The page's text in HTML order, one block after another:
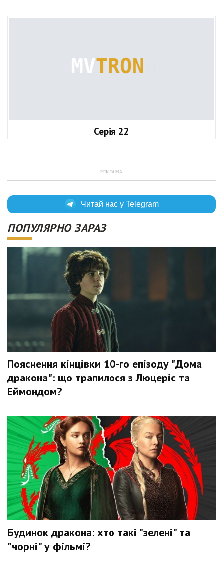
Серія 22
РЕКЛАМА
Читай нас у Telegram
ПОПУЛЯРНО ЗАРАЗ
Пояснення кінцівки 10-го епізоду "Дома
дракона": що трапилося з Люцеріс та
Еймондом?
Будинок дракона: хто такі "зелені" та
"чорні" у фільмі?